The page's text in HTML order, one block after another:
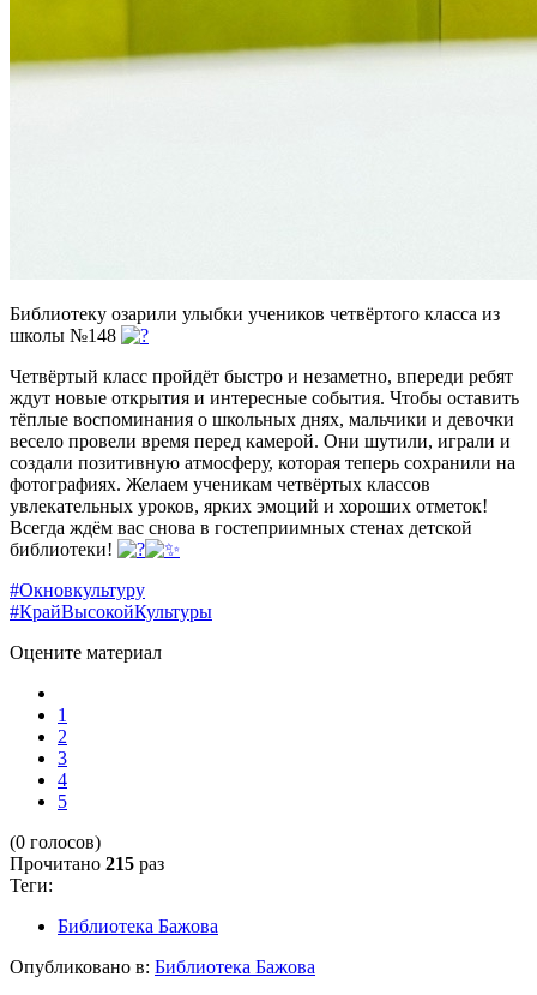
Библиотеку озарили улыбки учеников четвёртого класса из
школы №148
Четвёртый класс пройдёт быстро и незаметно, впереди ребят
ждут новые открытия и интересные события. Чтобы оставить
тёплые воспоминания о школьных днях, мальчики и девочки
весело провели время перед камерой. Они шутили, играли и
создали позитивную атмосферу, которая теперь сохранили на
фотографиях. Желаем ученикам четвёртых классов
увлекательных уроков, ярких эмоций и хороших отметок!
Всегда ждём вас снова в гостеприимных стенах детской
библиотеки!
#Окновкультуру
#КрайВысокойКультуры
Оцените материал
1
2
3
4
5
(0 голосов)
Прочитано 215 раз
Теги:
Библиотека Бажова
Опубликовано в: Библиотека Бажова